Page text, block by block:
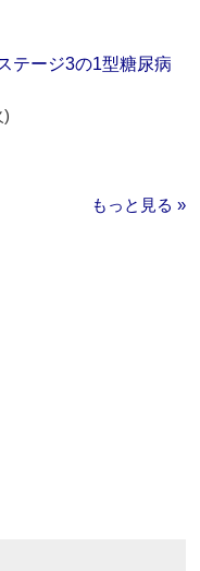
テージ3の1型糖尿病
)
もっと見る »